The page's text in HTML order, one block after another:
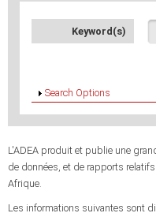
Keyword(s)
Afficher
Search Options
L'ADEA produit et publie une
de données, et de rapports
Afrique.
Les informations suivantes sont